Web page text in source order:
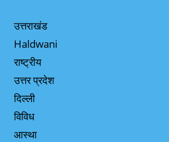
उत्तराखंड
Haldwani
राष्ट्रीय
उत्तर प्रदेश
दिल्ली
विविध
आस्था